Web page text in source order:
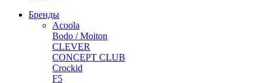
Бренды
Acoola
Bodo / Moiton
CLEVER
CONCEPT CLUB
Crockid
F5